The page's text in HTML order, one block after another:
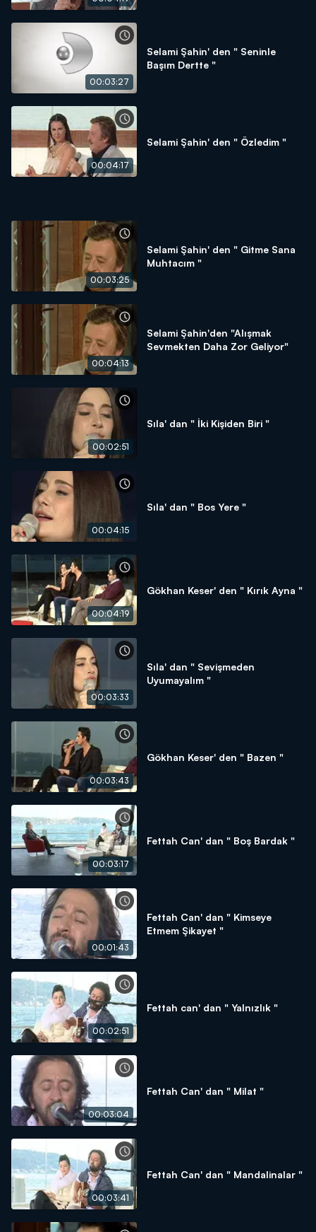
00:03:27
Selami Şahin' den " Seninle
Başım Dertte "
00:04:17
Selami Şahin' den " Özledim "
00:03:25
Selami Şahin' den " Gitme Sana
Muhtacım "
00:04:13
Selami Şahin'den "Alışmak
Sevmekten Daha Zor Geliyor"
00:02:51
Sıla' dan " İki Kişiden Biri "
00:04:15
Sıla' dan " Bos Yere "
00:04:19
Gökhan Keser' den " Kırık Ayna "
00:03:33
Sıla' dan " Sevişmeden
Uyumayalım "
00:03:43
Gökhan Keser' den " Bazen "
00:03:17
Fettah Can' dan " Boş Bardak "
00:01:43
Fettah Can' dan " Kimseye
Etmem Şikayet "
00:02:51
Fettah can' dan " Yalnızlık "
00:03:04
Fettah Can' dan " Milat "
00:03:41
Fettah Can' dan " Mandalinalar "